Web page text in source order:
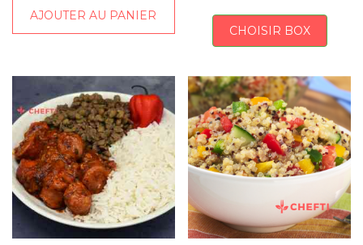
AJOUTER AU PANIER
CHOISIR BOX